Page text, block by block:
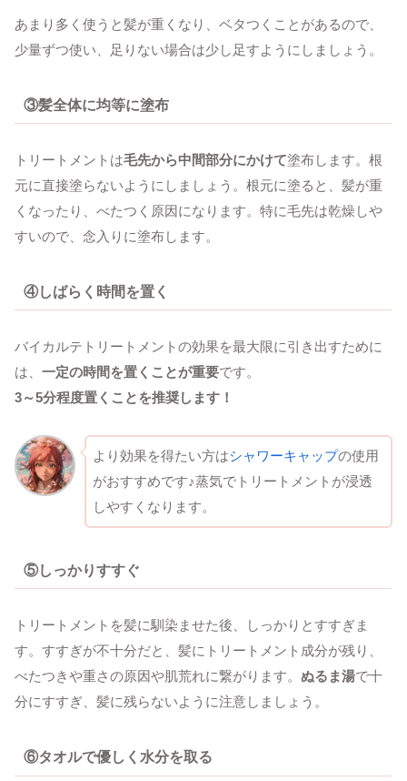
あまり多く使うと髪が重くなり、ベタつくことがあるので、
少量ずつ使い、足りない場合は少し足すようにしましょう。
③髪全体に均等に塗布
トリートメントは毛先から中間部分にかけて塗布します。根
元に直接塗らないようにしましょう。根元に塗ると、髪が重
くなったり、べたつく原因になります。特に毛先は乾燥しや
すいので、念入りに塗布します。
④しばらく時間を置く
バイカルテトリートメントの効果を最大限に引き出すために
は、 一定の時間を置くことが重要です。
3～5分程度置くことを推奨します！
より効果を得たい方はシャワーキャップの使用
がおすすめです♪蒸気でトリートメントが浸透
しやすくなります。
⑤しっかりすすぐ
トリートメントを髪に馴染ませた後、しっかりとすすぎま
す。すすぎが不十分だと、髪にトリートメント成分が残り、
べたつきや重さの原因や肌荒れに繋がります。 ぬるま湯で十
分にすすぎ、髪に残らないように注意しましょう。
⑥タオルで優しく水分を取る